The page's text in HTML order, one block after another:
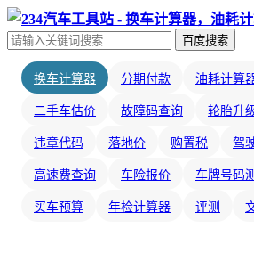
百度搜索
换车计算器 分期付款 油耗计算
二手车估价 故障码查询 轮胎升
违章代码 落地价 购置税 驾
高速费查询 车险报价 车牌号码
买车预算 年检计算器 评测